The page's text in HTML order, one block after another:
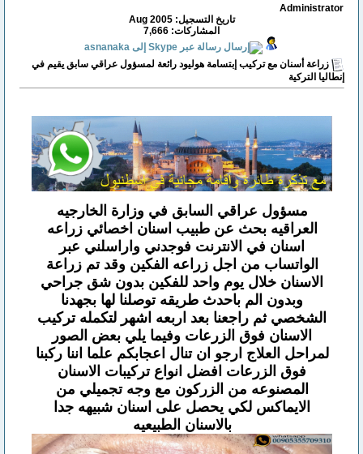
Administrator
تاريخ التسجيل: Aug 2005
المشاركات: 7,666
زراعة أسنان مع تركيب إبتسامة هوليود رائعة لمسؤول عراقي سابق يقيم في
إنطاليا التركية
مسؤول عراقي السابق في وزارة الخارجيه
العراقيه بحث عن طبيب اسنان اخصائي زراعه
اسنان في الانترنت فوجدني واراسلني عبر
الواتساب من اجل زراعه الفكين وقد تم زراعة
الاسنان خلال يوم واحد للفكين بدون شق جراحي
وبدون الم باحدث طريقه توصلنا لها بجهدنا
الشخصي ثم راجعنا بعد اربعه اشهر لتكمله تركيب
الاسنان فوق الزرعات وفيما يلي بعض الصور
لمراحل العلاج ارجو ان تنال اعجابكم علما اننا ركبنا
فوق الزرعات افضل انواع تركيبات الاسنان
المصنوعه من الزركون مع وجه تجميلي من
الايماكس لكي يحصل على اسنان شبيهه جدا
بالاسنان الطبيعيه